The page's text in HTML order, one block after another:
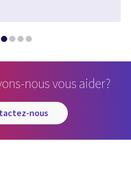
nous vous aider?
nous